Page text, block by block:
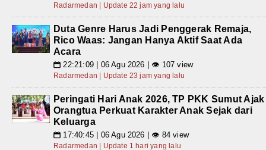
Radarmedan | Update 22 jam yang lalu
Duta Genre Harus Jadi Penggerak Remaja,
Rico Waas: Jangan Hanya Aktif Saat Ada
Acara
📅 22:21:09 | 06 Agu 2026 | 👁 107 view
Radarmedan | Update 23 jam yang lalu
Peringati Hari Anak 2026, TP PKK Sumut Ajak
Orangtua Perkuat Karakter Anak Sejak dari
Keluarga
📅 17:40:45 | 06 Agu 2026 | 👁 84 view
Radarmedan | Update 1 hari yang lalu